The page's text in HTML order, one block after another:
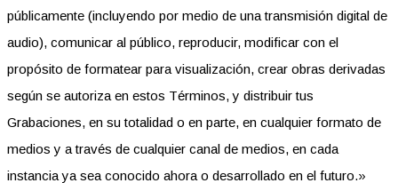
públicamente (incluyendo por medio de una transmisión digital de
audio), comunicar al público, reproducir, modificar con el
propósito de formatear para visualización, crear obras derivadas
según se autoriza en estos Términos, y distribuir tus
Grabaciones, en su totalidad o en parte, en cualquier formato de
medios y a través de cualquier canal de medios, en cada
instancia ya sea conocido ahora o desarrollado en el futuro.»